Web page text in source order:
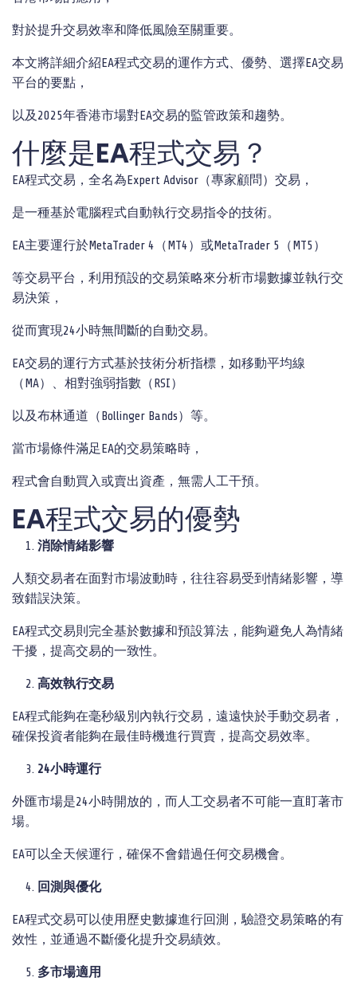
對於提升交易效率和降低風險至關重要。
本文將詳細介紹EA程式交易的運作方式、優勢、選擇EA交易
平台的要點，
以及2025年香港市場對EA交易的監管政策和趨勢。
什麼是EA程式交易？
EA程式交易，全名為Expert Advisor（專家顧問）交易，
是一種基於電腦程式自動執行交易指令的技術。
EA主要運行於MetaTrader 4（MT4）或MetaTrader 5（MT5）
等交易平台，利用預設的交易策略來分析市場數據並執行交
易決策，
從而實現24小時無間斷的自動交易。
EA交易的運行方式基於技術分析指標，如移動平均線
（MA）、相對強弱指數（RSI）
以及布林通道（Bollinger Bands）等。
當市場條件滿足EA的交易策略時，
程式會自動買入或賣出資產，無需人工干預。
EA程式交易的優勢
消除情緒影響
人類交易者在面對市場波動時，往往容易受到情緒影響，導
致錯誤決策。
EA程式交易則完全基於數據和預設算法，能夠避免人為情緒
干擾，提高交易的一致性。
高效執行交易
EA程式能夠在毫秒級別內執行交易，遠遠快於手動交易者，
確保投資者能夠在最佳時機進行買賣，提高交易效率。
24小時運行
外匯市場是24小時開放的，而人工交易者不可能一直盯著市
場。
EA可以全天候運行，確保不會錯過任何交易機會。
回測與優化
EA程式交易可以使用歷史數據進行回測，驗證交易策略的有
效性，並通過不斷優化提升交易績效。
多市場適用